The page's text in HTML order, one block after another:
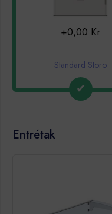
Standard Storo
+0,00 Kr
Entrétak